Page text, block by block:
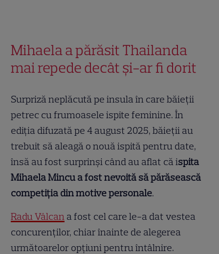
Mihaela a părăsit Thailanda
mai repede decât și-ar fi dorit
Surpriză neplăcută pe insula în care băieții
petrec cu frumoasele ispite feminine. În
ediția difuzată pe 4 august 2025, băieții au
trebuit să aleagă o nouă ispită pentru date,
însă au fost surprinși când au aflat că ispita
Mihaela Mincu a fost nevoită să părăsească
competiția din motive personale.
Radu Vâlcan a fost cel care le-a dat vestea
concurenților, chiar înainte de alegerea
următoarelor opțiuni pentru întâlnire.